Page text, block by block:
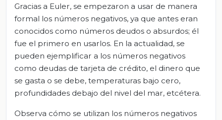
Gracias a Euler, se empezaron a usar de manera
formal los números negativos, ya que antes eran
conocidos como números deudos o absurdos; él
fue el primero en usarlos. En la actualidad, se
pueden ejemplificar a los números negativos
como deudas de tarjeta de crédito, el dinero que
se gasta o se debe, temperaturas bajo cero,
profundidades debajo del nivel del mar, etcétera.
Observa cómo se utilizan los números negativos